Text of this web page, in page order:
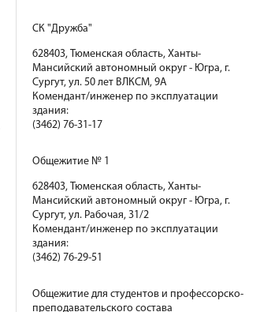
СК "Дружба"
628403, Тюменская область, Ханты-
Мансийский автономный округ - Югра, г.
Сургут, ул. 50 лет ВЛКСМ, 9А
Комендант/инженер по эксплуатации
здания:
(3462) 76-31-17
Общежитие № 1
628403, Тюменская область, Ханты-
Мансийский автономный округ - Югра, г.
Сургут, ул. Рабочая, 31/2
Комендант/инженер по эксплуатации
здания:
(3462) 76-29-51
Общежитие для студентов и профессорско-
преподавательского состава